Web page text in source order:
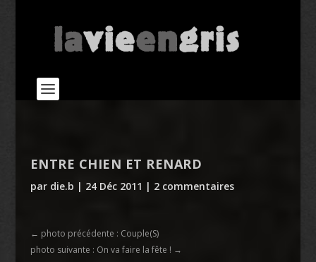
ENTRE CHIEN ET RENARD
par die.b | 24 Déc 2011 | 2 commentaires
← photo précédente : Couple(S)
photo suivante : On va faire la fête ! →